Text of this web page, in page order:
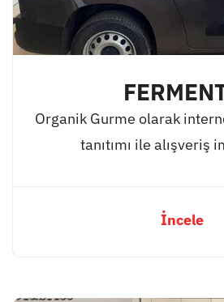
Organik Gurme olarak
tanıtımı ile alışveriş
İncele